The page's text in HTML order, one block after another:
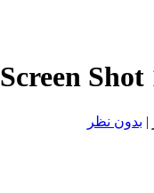
Screen Shot
بدون نظر